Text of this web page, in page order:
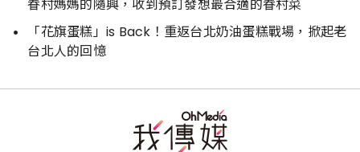
眷村媽媽的隨興，收到預訂發想最合適的眷村菜
「花旗蛋糕」is Back！重返台北奶油蛋糕戰場，掀起老
台北人的回憶